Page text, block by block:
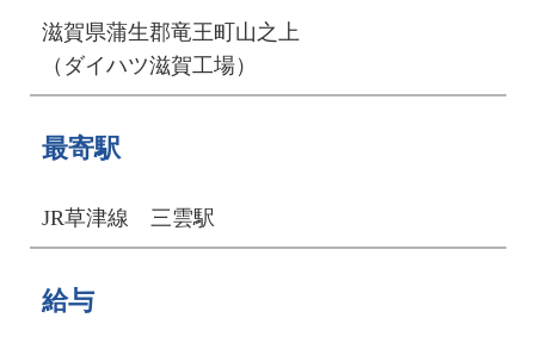
滋賀県蒲生郡竜王町山之上
（ダイハツ滋賀工場）
最寄駅
JR草津線 三雲駅
給与